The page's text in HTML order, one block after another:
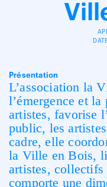
Présentation
L’association la
l’émergence et
artistes, favorise
public, les
cadre, elle
la Ville en Bois,
artistes,
comporte une